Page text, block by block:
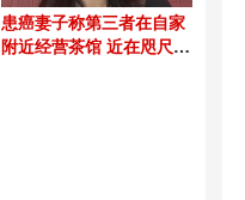
患癌妻子称第三者在自家
附近经营茶馆 近在咫尺的